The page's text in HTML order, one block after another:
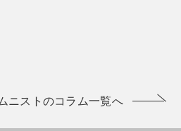
ニストのコラム一覧へ